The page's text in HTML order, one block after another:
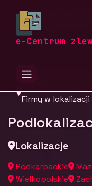
e-Centrum
zlewozmywaki-
Firmy z
Firmy w
Lokalizacje
Podkarpackie
Wielkopolskie